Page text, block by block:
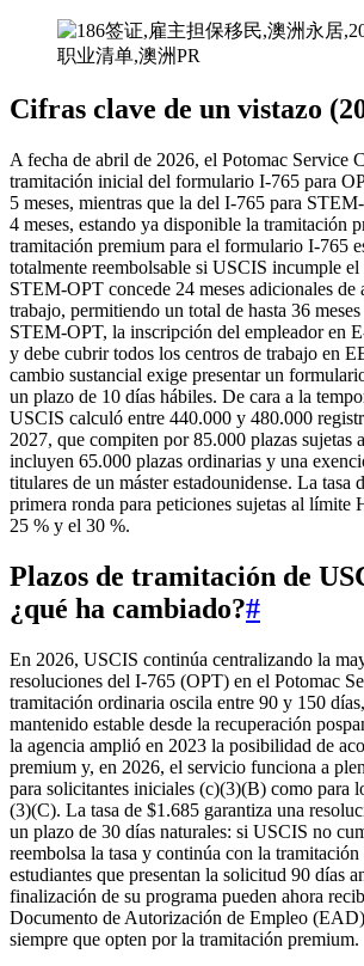
Cifras clave de un vistazo
A fecha de abril de 2026, el Potomac Service
tramitación inicial del formulario I‑765 para
5 meses, mientras que la del I‑765 para
4 meses, estando ya disponible la tramitación
tramitación premium para el formulario I‑765
totalmente reembolsable si USCIS incumple
STEM-OPT concede 24 meses adicionales de
trabajo, permitiendo un total de hasta 36
STEM-OPT, la inscripción del empleador en
y debe cubrir todos los centros de trabajo en
cambio sustancial exige presentar un
un plazo de 10 días hábiles. De cara a la
USCIS calculó entre 440.000 y 480.000
2027, que compiten por 85.000 plazas sujetas
incluyen 65.000 plazas ordinarias y una
titulares de un máster estadounidense. La tasa
primera ronda para peticiones sujetas al límite
25 % y el 30 %.
Plazos de tramitación de
¿qué ha cambiado?#
En 2026, USCIS continúa centralizando la
resoluciones del I‑765 (OPT) en el Potomac
tramitación ordinaria oscila entre 90 y 150
mantenido estable desde la recuperación
la agencia amplió en 2023 la posibilidad de
premium y, en 2026, el servicio funciona a
para solicitantes iniciales (c)(3)(B) como para
(3)(C). La tasa de $1.685 garantiza una
un plazo de 30 días naturales: si USCIS no
reembolsa la tasa y continúa con la tramitación
estudiantes que presentan la solicitud 90 días
finalización de su programa pueden ahora
Documento de Autorización de Empleo (EAD)
siempre que opten por la tramitación premium.